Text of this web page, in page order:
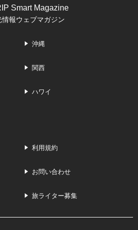
Smart Magazine
情報ウェブマガジン
沖縄
関西
ハワイ
利用規約
お問い合わせ
旅ライター募集